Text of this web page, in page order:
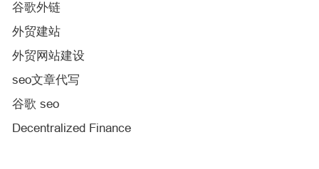
谷歌外链
外贸建站
外贸网站建设
seo文章代写
谷歌 seo
Decentralized Finance